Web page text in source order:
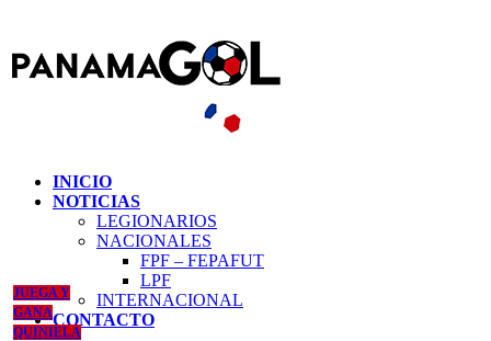
INICIO
NOTICIAS
LEGIONARIOS
NACIONALES
FPF – FEPAFUT
LPF
INTERNACIONAL
CONTACTO
JUEGA Y
GANA
QUINIELA